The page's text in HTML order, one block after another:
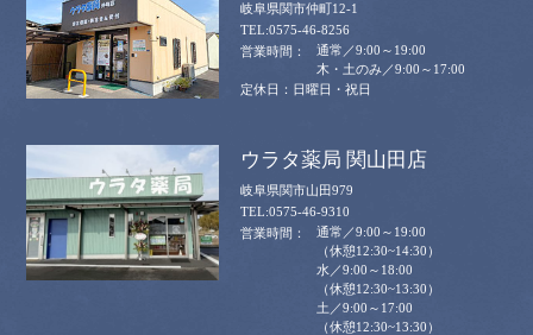
岐阜県関市仲町12-1
0575-46-8256
通常／9:00～19:00
木・土のみ／9:00～17:00
日曜日・祝日
ウラタ薬局 関山田店
岐阜県関市山田979
0575-46-9310
通常／9:00～19:00
（休憩12:30~14:30）
水／9:00～18:00
（休憩12:30~13:30）
土／9:00～17:00
（休憩12:30~13:30）